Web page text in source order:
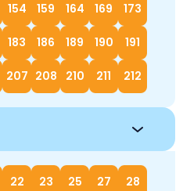
154 159 164 169 173
183 186 189 190 191
207 208 210 211 212
22 23 25 27 28